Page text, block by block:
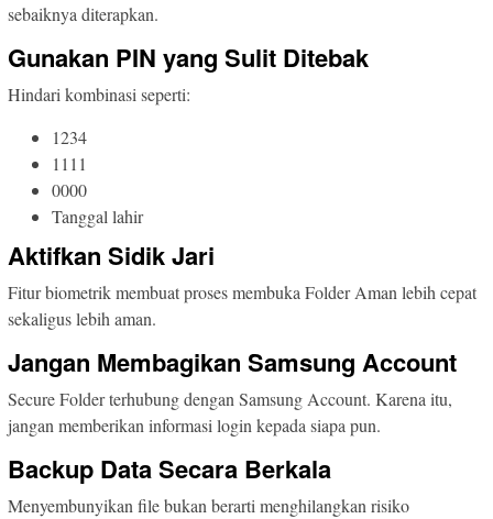
sebaiknya diterapkan.
Gunakan PIN yang Sulit Ditebak
Hindari kombinasi seperti:
1234
1111
0000
Tanggal lahir
Aktifkan Sidik Jari
Fitur biometrik membuat proses membuka Folder Aman lebih cepat
sekaligus lebih aman.
Jangan Membagikan Samsung Account
Secure Folder terhubung dengan Samsung Account. Karena itu,
jangan memberikan informasi login kepada siapa pun.
Backup Data Secara Berkala
Menyembunyikan file bukan berarti menghilangkan risiko